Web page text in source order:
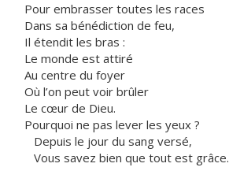
Pour embrasser toutes les races
Dans sa bénédiction de feu,
Il étendit les bras :
Le monde est attiré
Au centre du foyer
Où l’on peut voir brûler
Le cœur de Dieu.
Pourquoi ne pas lever les yeux ?
Depuis le jour du sang versé,
Vous savez bien que tout est grâce.